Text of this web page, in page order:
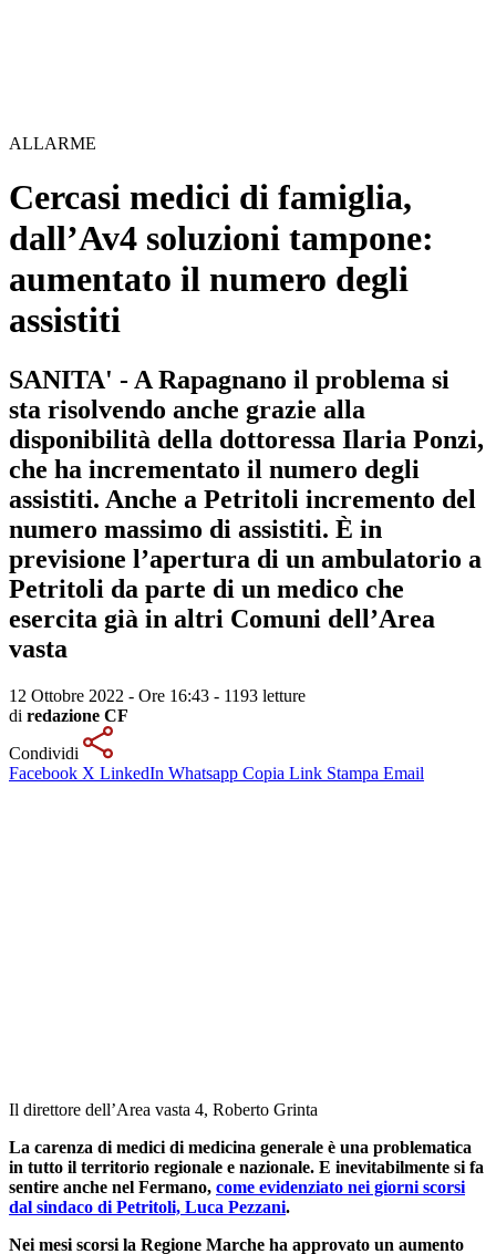
ALLARME
Cercasi medici di famiglia,
dall’Av4 soluzioni tampone:
aumentato il numero degli
assistiti
SANITA' - A Rapagnano il problema si
sta risolvendo anche grazie alla
disponibilità della dottoressa Ilaria Ponzi,
che ha incrementato il numero degli
assistiti. Anche a Petritoli incremento del
numero massimo di assistiti. È in
previsione l’apertura di un ambulatorio a
Petritoli da parte di un medico che
esercita già in altri Comuni dell’Area
vasta
12 Ottobre 2022 - Ore 16:43 - 1193 letture
di redazione CF
Condividi
Facebook X LinkedIn Whatsapp Copia Link Stampa Email
Il direttore dell’Area vasta 4, Roberto Grinta
La carenza di medici di medicina generale è una problematica
in tutto il territorio regionale e nazionale. E inevitabilmente si fa
sentire anche nel Fermano, come evidenziato nei giorni scorsi
dal sindaco di Petritoli, Luca Pezzani.
Nei mesi scorsi la Regione Marche ha approvato un aumento